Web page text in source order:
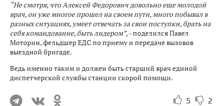
“Не смотря, что Алексей Федорович довольно еще молодой
врач, он уже многое прошел на своем пути, много побывал в
разных ситуациях, умеет отвечать за свои поступки, брать на
себя командование, быть лидером”, - поделился Павел
Моторин, фельдшер ЕДС по приему и передаче вызовов
выездной бригаде.
Ведь именно таким и должен быть старший врач единой
диспетчерской службы станции скорой помощи.
5 2